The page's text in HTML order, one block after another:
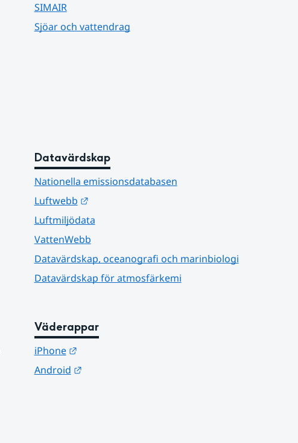
SIMAIR
Sjöar och vattendrag
Datavärdskap
Nationella emissionsdatabasen
Luftwebb
Länk till annan webbplats.
Luftmiljödata
VattenWebb
Datavärdskap, oceanografi och marinbiologi
Datavärdskap för atmosfärkemi
Väderappar
iPhone
Länk till annan webbplats.
Android
Länk till annan webbplats.